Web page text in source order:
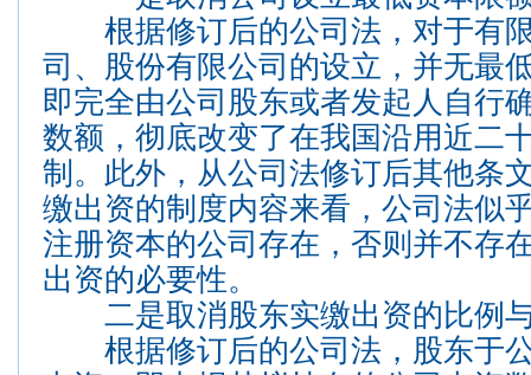
根据修订后的公司法，对于有
司、股份有限公司的设立，并无最
即完全由公司股东或者发起人自行
数额，彻底改变了在我国沿用近二
制。此外，从公司法修订后其他条
缴出资的制度内容来看，公司法似
注册资本的公司存在，否则并不存
出资的必要性。
二是取消股东实缴出资的比例
根据修订后的公司法，股东于